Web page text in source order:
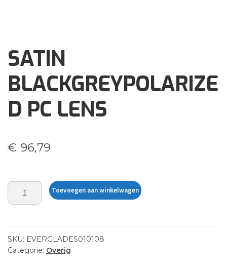
SATIN
BLACKGREYPOLARIZE
D PC LENS
€ 96,79
SATIN
BLACKGREYPOLARIZED
aantal
Toevoegen aan winkelwagen
SKU: EVERGLADES010108
Categorie: Overig